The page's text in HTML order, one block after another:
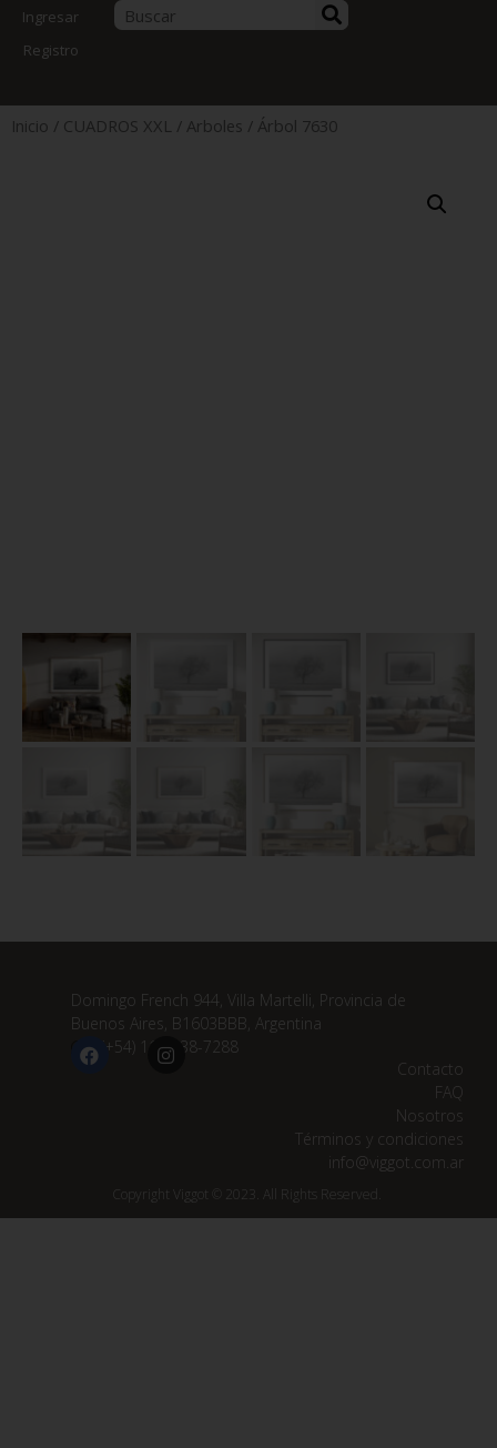
Ingresar
Registro
Inicio / CUADROS XXL / Arboles / Árbol 7630
Domingo French 944, Villa Martelli, Provincia de
Buenos Aires, B1603BBB, Argentina
(+54) 11 3838-7288
Contacto
FAQ
Nosotros
Términos y condiciones
info@viggot.com.ar
Copyright Viggot © 2023. All Rights Reserved.